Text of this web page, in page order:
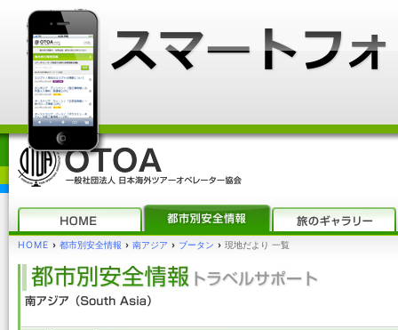
HOME › 都市別安全情報 › 南アジア › ブータン › 現地だより 一覧